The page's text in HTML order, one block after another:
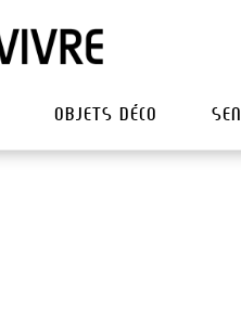
OBJETS DÉCO